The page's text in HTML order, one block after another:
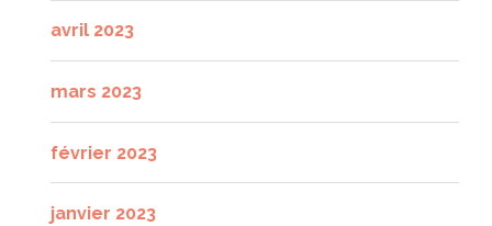
avril 2023
mars 2023
février 2023
janvier 2023